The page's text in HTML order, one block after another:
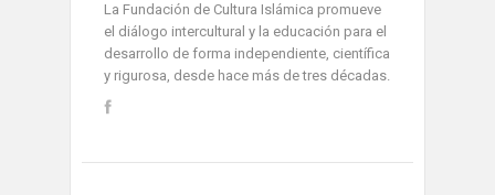
La Fundación de Cultura Islámica promueve
el diálogo intercultural y la educación para el
desarrollo de forma independiente, científica
y rigurosa, desde hace más de tres décadas.